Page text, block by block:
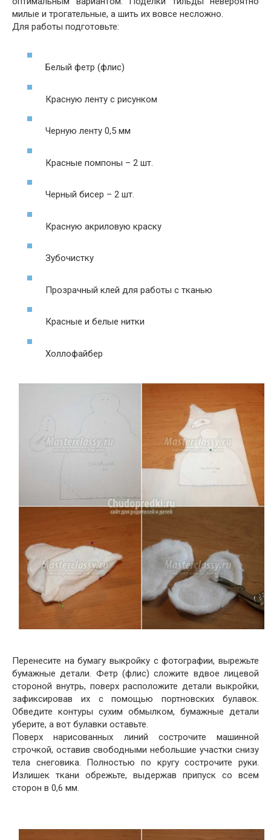
милые и трогательные, а шить их вовсе несложно.
Для работы подготовьте:
Белый фетр (флис)
Красную ленту с рисунком
Черную ленту 0,5 мм
Красные помпоны – 2 шт.
Черный бисер – 2 шт.
Красную акриловую краску
Зубочистку
Прозрачный клей для работы с тканью
Красные и белые нитки
Холлофайбер
Перенесите на бумагу выкройку с фотографии, вырежьте
бумажные детали. Фетр (флис) сложите вдвое лицевой
стороной внутрь, поверх расположите детали выкройки,
зафиксировав их с помощью портновских булавок.
Обведите контуры сухим обмылком, бумажные детали
уберите, а вот булавки оставьте.
Поверх нарисованных линий сострочите машинной
строчкой, оставив свободными небольшие участки снизу
тела снеговика. Полностью по кругу сострочите руки.
Излишек ткани обрежьте, выдержав припуск со всем
сторон в 0,6 мм.